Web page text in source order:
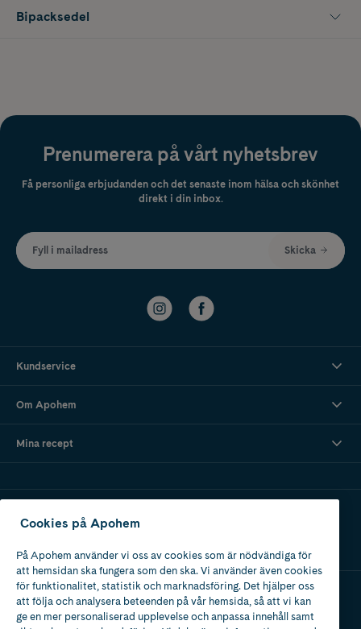
Bipacksedel
Prenumerera på vårt nyhetsbrev
Få personliga erbjudanden och det senaste inom hälsa och skönhet
direkt i din inbox.
Fyll i mailadress Skicka
Kundservice
Om Apohem
Mina recept
Apotek med tillstånd
av Läkemedelsverket
Cookies på Apohem
På Apohem använder vi oss av cookies som är nödvändiga för
att hemsidan ska fungera som den ska. Vi använder även cookies
för funktionalitet, statistik och marknadsföring. Det hjälper oss
att följa och analysera beteenden på vår hemsida, så att vi kan
ge en mer personaliserad upplevelse och anpassa innehåll samt